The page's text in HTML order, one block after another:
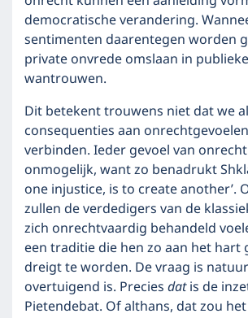
democratische verandering.
sentimenten daarentegen worden
private onvrede omslaan in
wantrouwen.
Dit betekent trouwens niet dat we
consequenties aan
verbinden. Ieder gevoel van
onmogelijk, want zo benadrukt
one injustice, is to create another’.
zullen de verdedigers van de
zich onrechtvaardig behandeld
een traditie die hen zo aan het hart
dreigt te worden. De vraag is
overtuigend is. Preciesdatis de
Pietendebat. Of althans, dat zou